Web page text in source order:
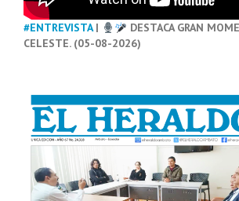
#ENTREVISTA|
DESTACA GRAN
CELESTE. (05-08-2026)